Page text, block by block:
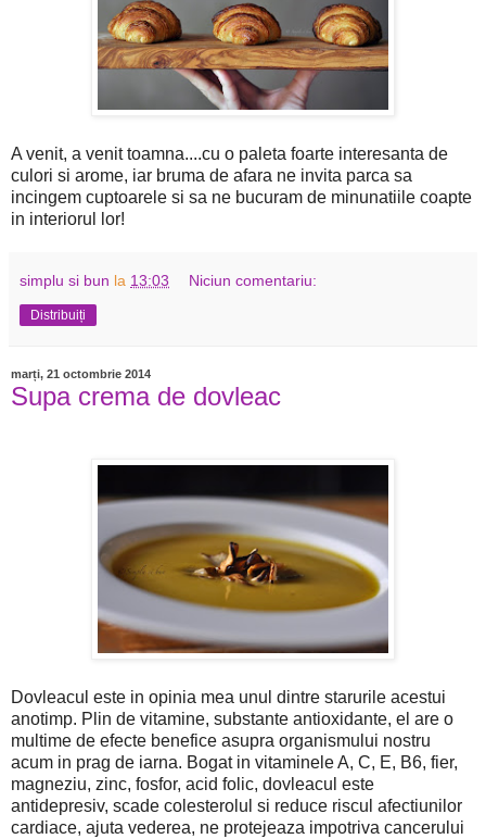
A venit, a venit toamna....cu o paleta foarte interesanta de
culori si arome, iar bruma de afara ne invita parca sa
incingem cuptoarele si sa ne bucuram de minunatiile coapte
in interiorul lor!
simplu si bun la 13:03 Niciun comentariu:
Distribuiți
marți, 21 octombrie 2014
Supa crema de dovleac
Dovleacul este in opinia mea unul dintre starurile acestui
anotimp. Plin de vitamine, substante antioxidante, el are o
multime de efecte benefice asupra organismului nostru
acum in prag de iarna. Bogat in vitaminele A, C, E, B6, fier,
magneziu, zinc, fosfor, acid folic, dovleacul este
antidepresiv, scade colesterolul si reduce riscul afectiunilor
cardiace, ajuta vederea, ne protejeaza impotriva cancerului